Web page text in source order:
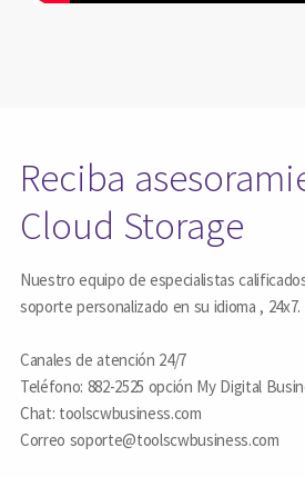
Reciba
Cloud Storage
Nuestro equipo de especialistas
soporte personalizado en su idioma , 24x7.
Canales de atención 24/7
Teléfono: 882-2525 opción My Digital
Chat: toolscwbusiness.com
Correo soporte@toolscwbusiness.com